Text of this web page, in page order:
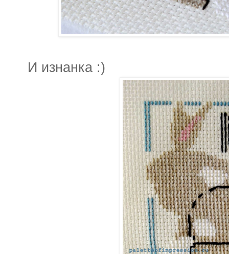
И изнанка :)